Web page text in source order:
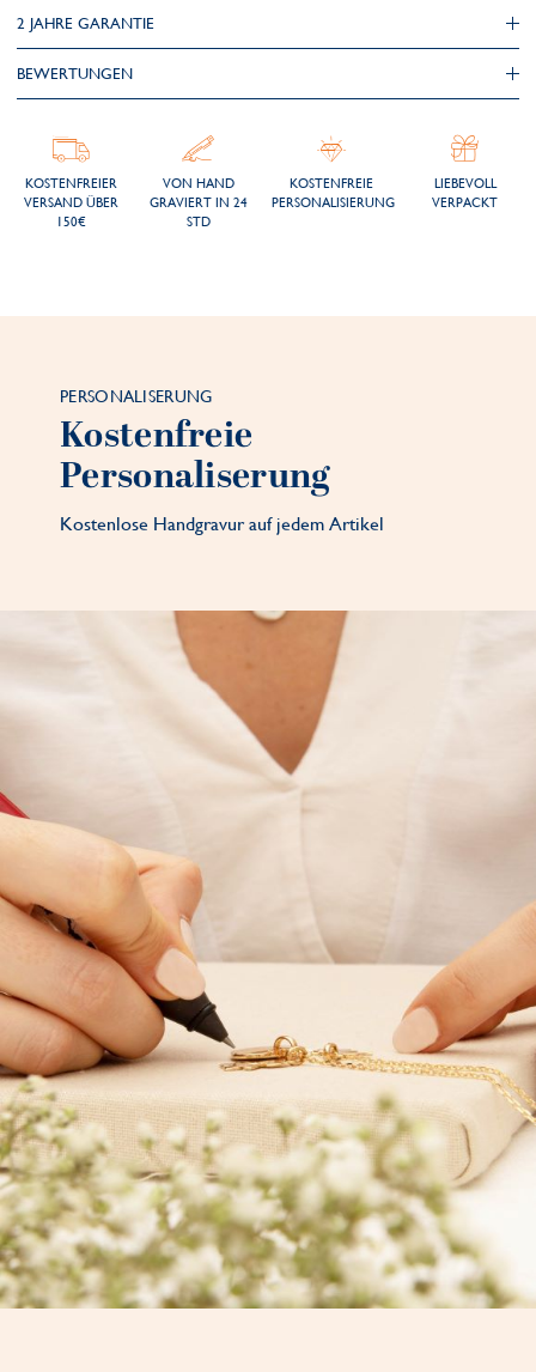
2 JAHRE GARANTIE
BEWERTUNGEN
KOSTENFREIER
VERSAND ÜBER
150€
VON HAND
GRAVIERT IN 24
STD
KOSTENFREIE
PERSONALISIERUNG
LIEBEVOLL
VERPACKT
PERSONALISERUNG
Kostenfreie
Personaliserung
Kostenlose Handgravur auf jedem Artikel